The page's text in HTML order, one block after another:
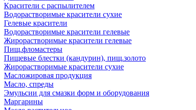
Красители с распылителем
Водорастворимые красители сухие
Гелевые красители
Водорастворимые красители гелевые
Жирорастворимые красители гелевые
Пищ.фломастеры
Пищевые блестки (кандурин), пищ.золото
Жирорастворимые красители сухие
Масложировая продукция
Масло, спреды
Эмульсии для смазки форм и оборудования
Маргарины